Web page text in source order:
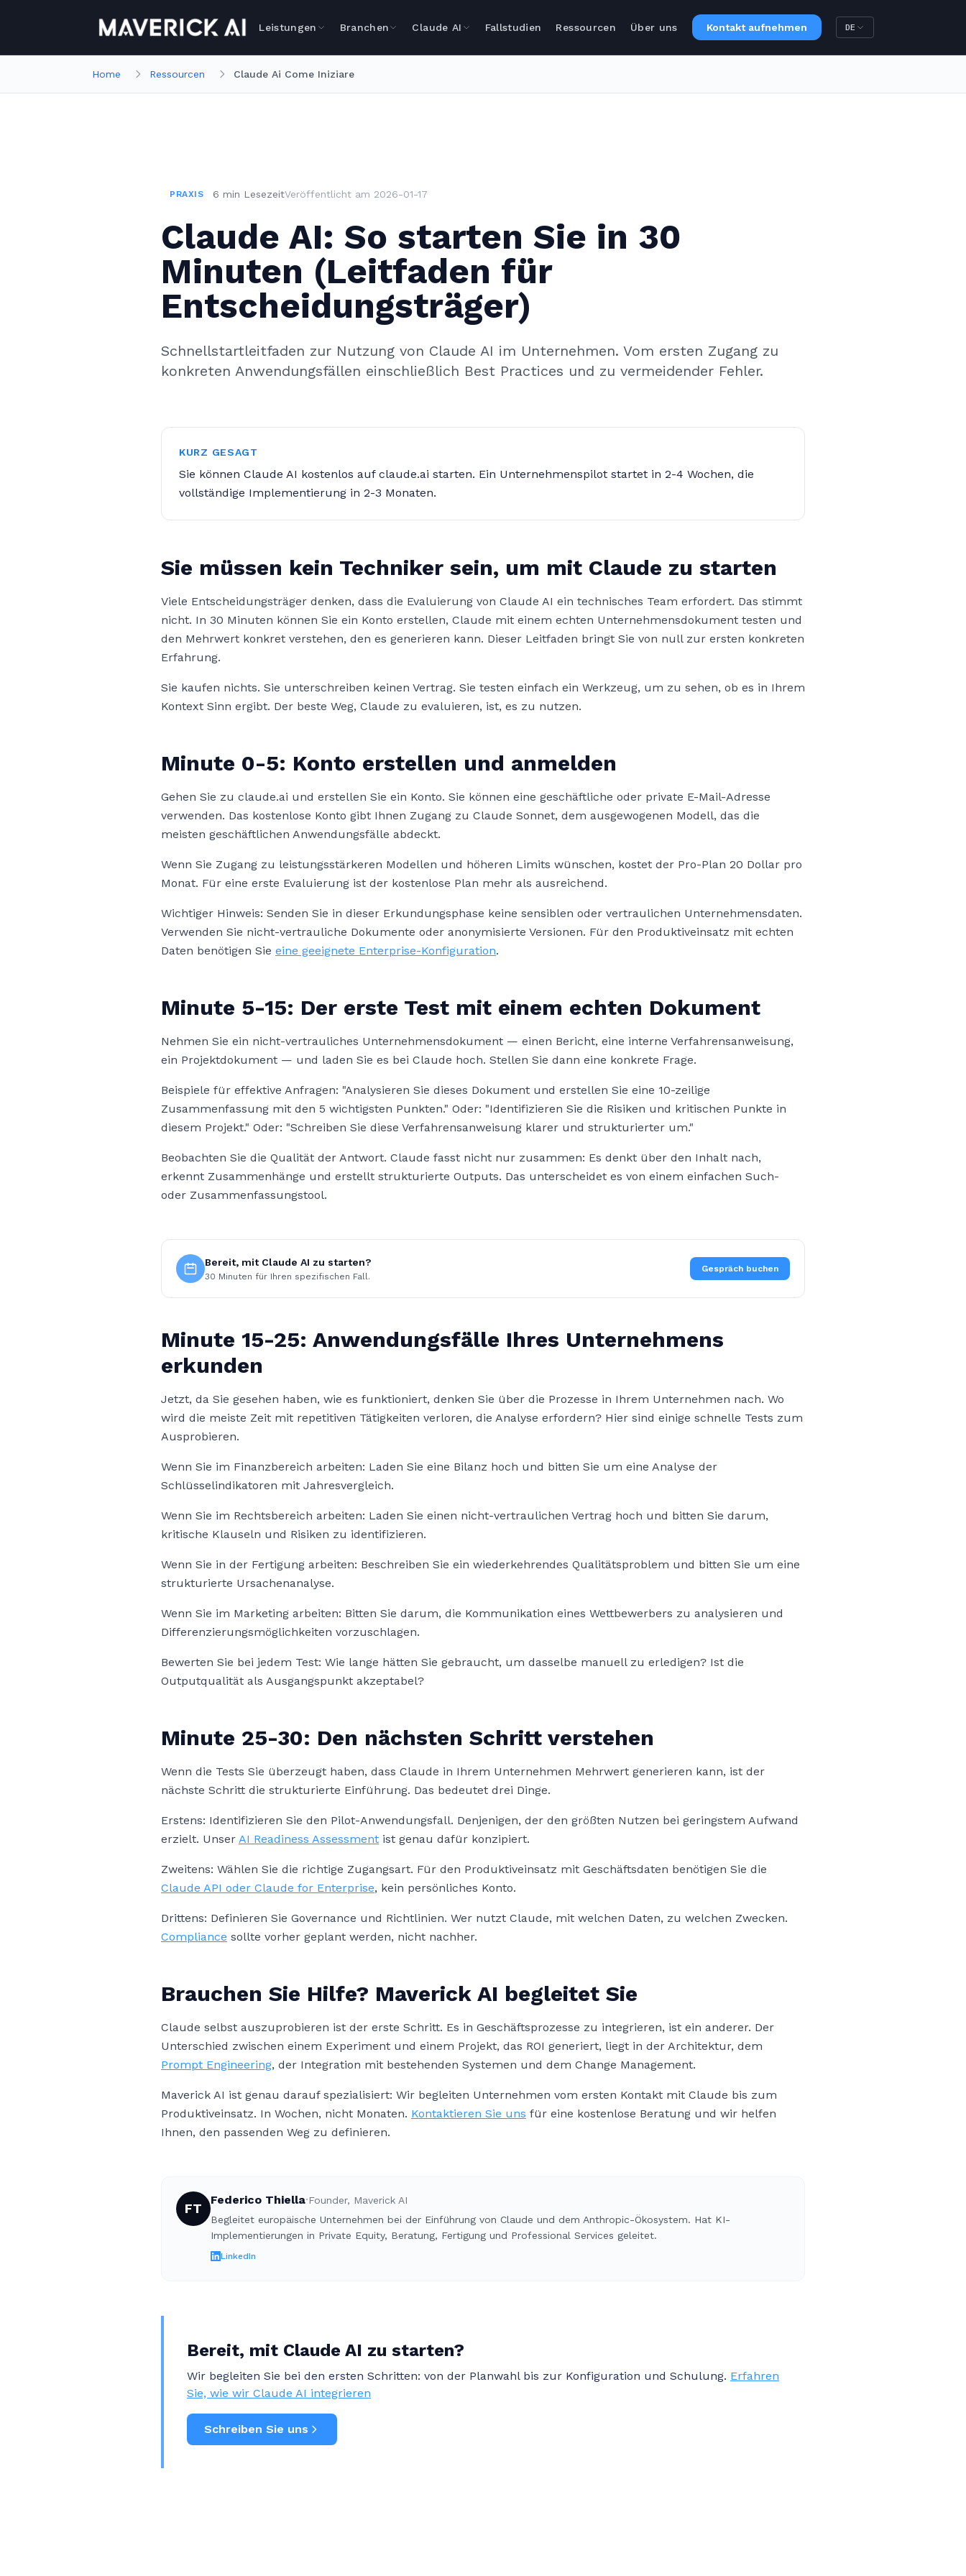
Leistungen Branchen Claude AI Fallstudien Ressourcen Über uns Kontakt aufnehmen DE
Home Ressourcen Claude Ai Come Iniziare
PRAXIS 6 min LesezeitVeröffentlicht am 2026-01-17
Claude AI: So starten Sie in 30
Minuten (Leitfaden für
Entscheidungsträger)
Schnellstartleitfaden zur Nutzung von Claude AI im Unternehmen. Vom ersten Zugang zu
konkreten Anwendungsfällen einschließlich Best Practices und zu vermeidender Fehler.
KURZ GESAGT
Sie können Claude AI kostenlos auf claude.ai starten. Ein Unternehmenspilot startet in 2-4 Wochen, die
vollständige Implementierung in 2-3 Monaten.
Sie müssen kein Techniker sein, um mit Claude zu starten
Viele Entscheidungsträger denken, dass die Evaluierung von Claude AI ein technisches Team erfordert. Das stimmt
nicht. In 30 Minuten können Sie ein Konto erstellen, Claude mit einem echten Unternehmensdokument testen und
den Mehrwert konkret verstehen, den es generieren kann. Dieser Leitfaden bringt Sie von null zur ersten konkreten
Erfahrung.
Sie kaufen nichts. Sie unterschreiben keinen Vertrag. Sie testen einfach ein Werkzeug, um zu sehen, ob es in Ihrem
Kontext Sinn ergibt. Der beste Weg, Claude zu evaluieren, ist, es zu nutzen.
Minute 0-5: Konto erstellen und anmelden
Gehen Sie zu claude.ai und erstellen Sie ein Konto. Sie können eine geschäftliche oder private E-Mail-Adresse
verwenden. Das kostenlose Konto gibt Ihnen Zugang zu Claude Sonnet, dem ausgewogenen Modell, das die
meisten geschäftlichen Anwendungsfälle abdeckt.
Wenn Sie Zugang zu leistungsstärkeren Modellen und höheren Limits wünschen, kostet der Pro-Plan 20 Dollar pro
Monat. Für eine erste Evaluierung ist der kostenlose Plan mehr als ausreichend.
Wichtiger Hinweis: Senden Sie in dieser Erkundungsphase keine sensiblen oder vertraulichen Unternehmensdaten.
Verwenden Sie nicht-vertrauliche Dokumente oder anonymisierte Versionen. Für den Produktiveinsatz mit echten
Daten benötigen Sie eine geeignete Enterprise-Konfiguration.
Minute 5-15: Der erste Test mit einem echten Dokument
Nehmen Sie ein nicht-vertrauliches Unternehmensdokument — einen Bericht, eine interne Verfahrensanweisung,
ein Projektdokument — und laden Sie es bei Claude hoch. Stellen Sie dann eine konkrete Frage.
Beispiele für effektive Anfragen: "Analysieren Sie dieses Dokument und erstellen Sie eine 10-zeilige
Zusammenfassung mit den 5 wichtigsten Punkten." Oder: "Identifizieren Sie die Risiken und kritischen Punkte in
diesem Projekt." Oder: "Schreiben Sie diese Verfahrensanweisung klarer und strukturierter um."
Beobachten Sie die Qualität der Antwort. Claude fasst nicht nur zusammen: Es denkt über den Inhalt nach,
erkennt Zusammenhänge und erstellt strukturierte Outputs. Das unterscheidet es von einem einfachen Such-
oder Zusammenfassungstool.
Bereit, mit Claude AI zu starten?
30 Minuten für Ihren spezifischen Fall.
Gespräch buchen
Minute 15-25: Anwendungsfälle Ihres Unternehmens
erkunden
Jetzt, da Sie gesehen haben, wie es funktioniert, denken Sie über die Prozesse in Ihrem Unternehmen nach. Wo
wird die meiste Zeit mit repetitiven Tätigkeiten verloren, die Analyse erfordern? Hier sind einige schnelle Tests zum
Ausprobieren.
Wenn Sie im Finanzbereich arbeiten: Laden Sie eine Bilanz hoch und bitten Sie um eine Analyse der
Schlüsselindikatoren mit Jahresvergleich.
Wenn Sie im Rechtsbereich arbeiten: Laden Sie einen nicht-vertraulichen Vertrag hoch und bitten Sie darum,
kritische Klauseln und Risiken zu identifizieren.
Wenn Sie in der Fertigung arbeiten: Beschreiben Sie ein wiederkehrendes Qualitätsproblem und bitten Sie um eine
strukturierte Ursachenanalyse.
Wenn Sie im Marketing arbeiten: Bitten Sie darum, die Kommunikation eines Wettbewerbers zu analysieren und
Differenzierungsmöglichkeiten vorzuschlagen.
Bewerten Sie bei jedem Test: Wie lange hätten Sie gebraucht, um dasselbe manuell zu erledigen? Ist die
Outputqualität als Ausgangspunkt akzeptabel?
Minute 25-30: Den nächsten Schritt verstehen
Wenn die Tests Sie überzeugt haben, dass Claude in Ihrem Unternehmen Mehrwert generieren kann, ist der
nächste Schritt die strukturierte Einführung. Das bedeutet drei Dinge.
Erstens: Identifizieren Sie den Pilot-Anwendungsfall. Denjenigen, der den größten Nutzen bei geringstem Aufwand
erzielt. Unser AI Readiness Assessment ist genau dafür konzipiert.
Zweitens: Wählen Sie die richtige Zugangsart. Für den Produktiveinsatz mit Geschäftsdaten benötigen Sie die
Claude API oder Claude for Enterprise, kein persönliches Konto.
Drittens: Definieren Sie Governance und Richtlinien. Wer nutzt Claude, mit welchen Daten, zu welchen Zwecken.
Compliance sollte vorher geplant werden, nicht nachher.
Brauchen Sie Hilfe? Maverick AI begleitet Sie
Claude selbst auszuprobieren ist der erste Schritt. Es in Geschäftsprozesse zu integrieren, ist ein anderer. Der
Unterschied zwischen einem Experiment und einem Projekt, das ROI generiert, liegt in der Architektur, dem
Prompt Engineering, der Integration mit bestehenden Systemen und dem Change Management.
Maverick AI ist genau darauf spezialisiert: Wir begleiten Unternehmen vom ersten Kontakt mit Claude bis zum
Produktiveinsatz. In Wochen, nicht Monaten. Kontaktieren Sie uns für eine kostenlose Beratung und wir helfen
Ihnen, den passenden Weg zu definieren.
FT
Federico Thiella·Founder, Maverick AI
Begleitet europäische Unternehmen bei der Einführung von Claude und dem Anthropic-Ökosystem. Hat KI-
Implementierungen in Private Equity, Beratung, Fertigung und Professional Services geleitet.
LinkedIn
Bereit, mit Claude AI zu starten?
Wir begleiten Sie bei den ersten Schritten: von der Planwahl bis zur Konfiguration und Schulung. Erfahren
Sie, wie wir Claude AI integrieren
Schreiben Sie uns